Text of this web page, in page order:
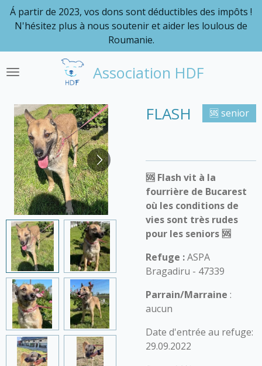
Passer
principal
Association HDF
Á partir de 2023, vos dons sont déductibles des impôts !
N'hésitez plus à nous soutenir et aider les loulous de
Roumanie.
FLASH 🆘 senior
🆘 Flash vit à la
fourrière de Bucarest
où les conditions de
vies sont très rudes
pour les seniors 🆘
Refuge :ASPA
Bragadiru - 47339
Parrain/Marraine :
aucun
Date d'entrée au refuge:
29.09.2022